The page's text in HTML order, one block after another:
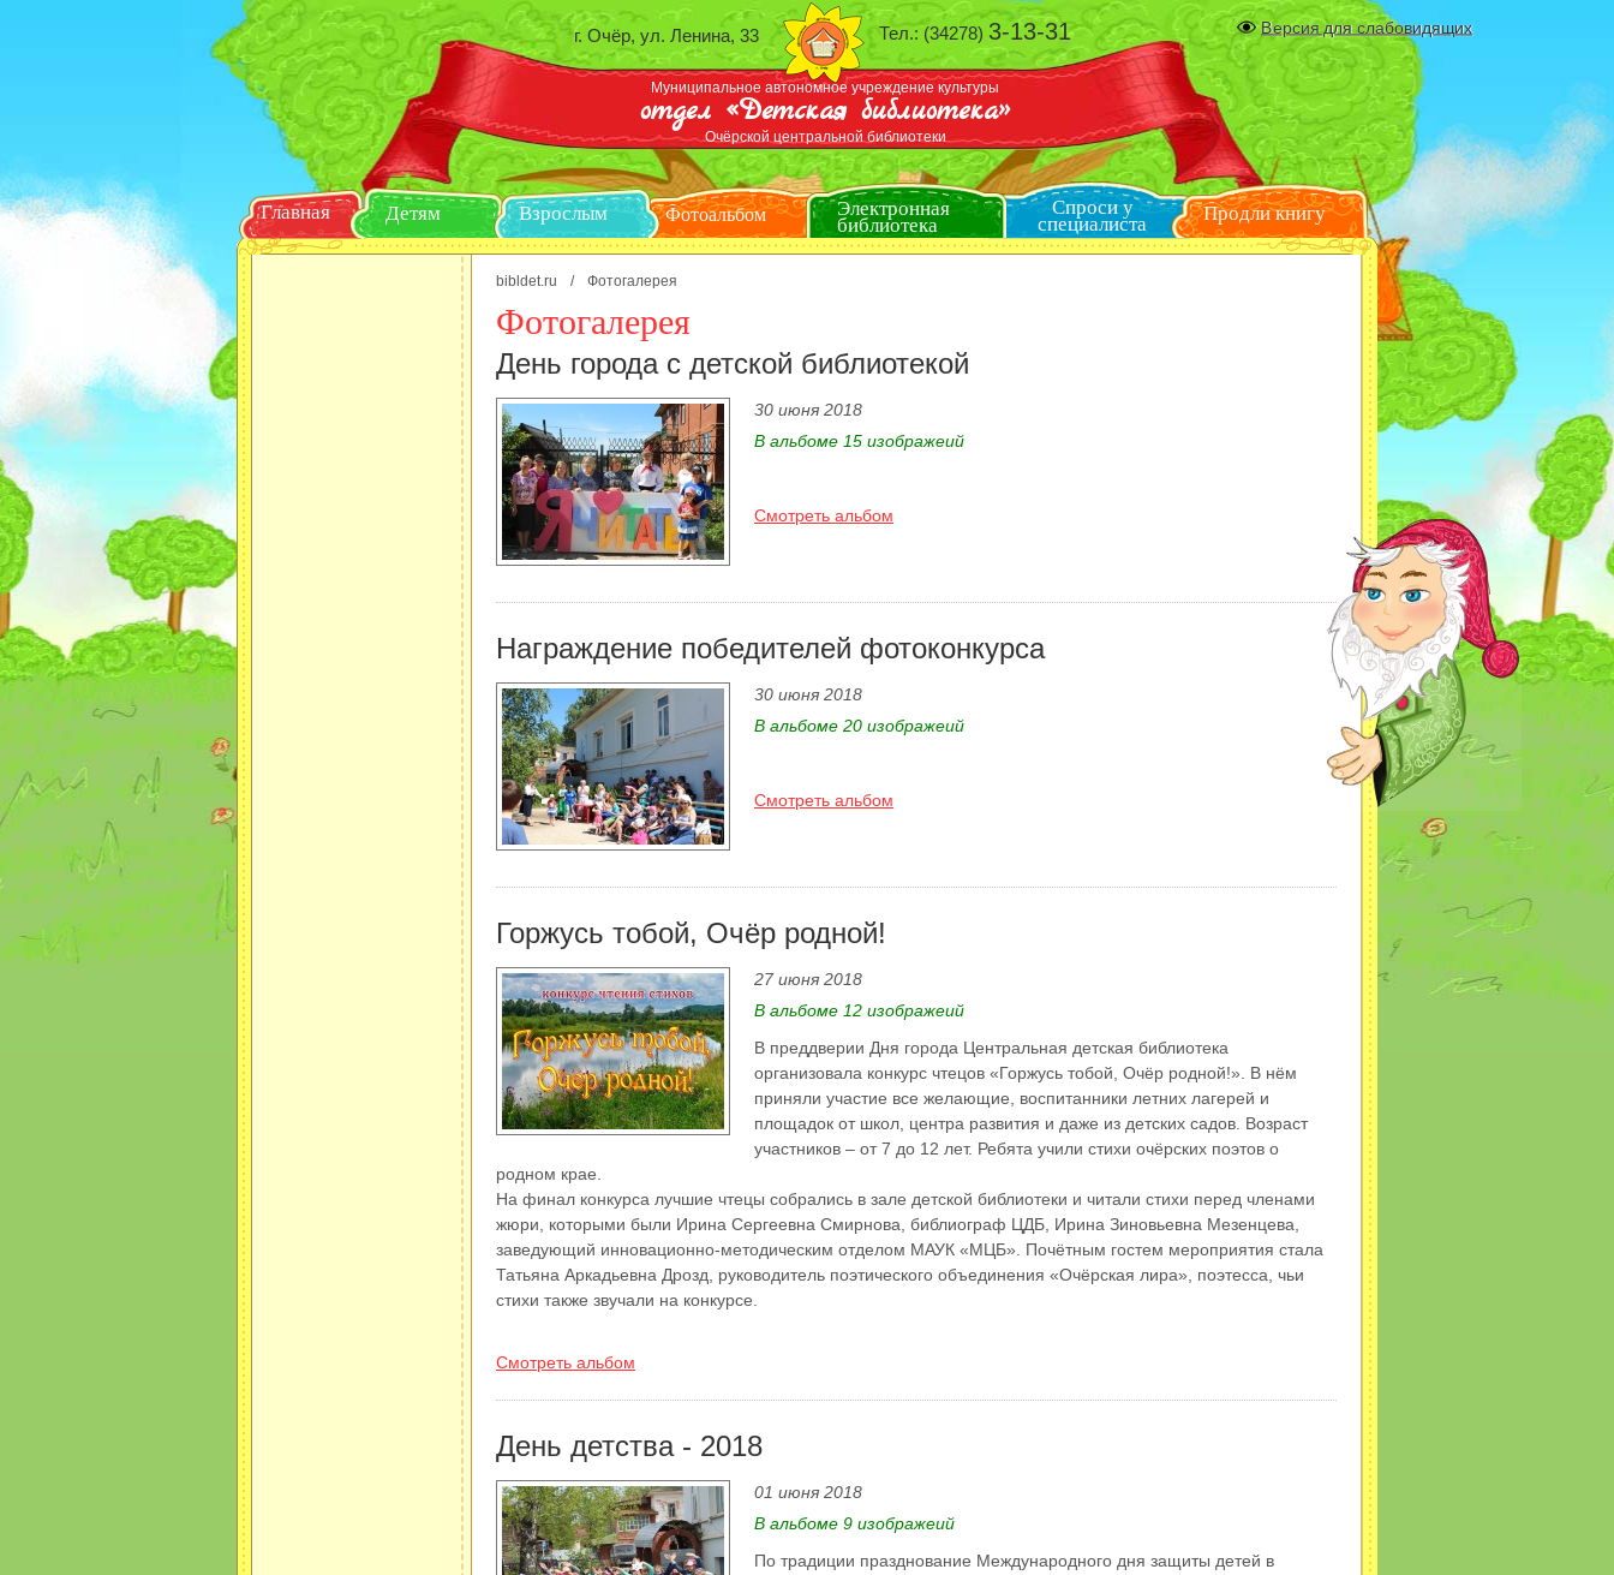
Версия для слабовидящих
Муниципальное автономное учреждение культуры
отдел «Детская библиотека»
Очёрской центральной библиотеки
г. Очёр, ул. Ленина, 33 Тел.: (34278) 3-13-31
Главная Детям Взрослым
Фотоальбом
Электронная
библиотека
Спроси у
специалиста Продли книгу
bibldet.ru / Фотогалерея
Фотогалерея
День города с детской библиотекой
30 июня 2018
В альбоме 15 изображеий
Смотреть альбом
Награждение победителей фотоконкурса
30 июня 2018
В альбоме 20 изображеий
Смотреть альбом
Горжусь тобой, Очёр родной!
27 июня 2018
В альбоме 12 изображеий
В преддверии Дня города Центральная детская библиотека
организовала конкурс чтецов «Горжусь тобой, Очёр родной!». В нём
приняли участие все желающие, воспитанники летних лагерей и
площадок от школ, центра развития и даже из детских садов. Возраст
участников – от 7 до 12 лет. Ребята учили стихи очёрских поэтов о
родном крае.
На финал конкурса лучшие чтецы собрались в зале детской библиотеки и читали стихи перед членами
жюри, которыми были Ирина Сергеевна Смирнова, библиограф ЦДБ, Ирина Зиновьевна Мезенцева,
заведующий инновационно-методическим отделом МАУК «МЦБ». Почётным гостем мероприятия стала
Татьяна Аркадьевна Дрозд, руководитель поэтического объединения «Очёрская лира», поэтесса, чьи
стихи также звучали на конкурсе.
Смотреть альбом
День детства - 2018
01 июня 2018
В альбоме 9 изображеий
По традиции празднование Международного дня защиты детей в